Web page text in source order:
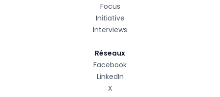
Focus
Initiative
Interviews
Réseaux
Facebook
LinkedIn
X